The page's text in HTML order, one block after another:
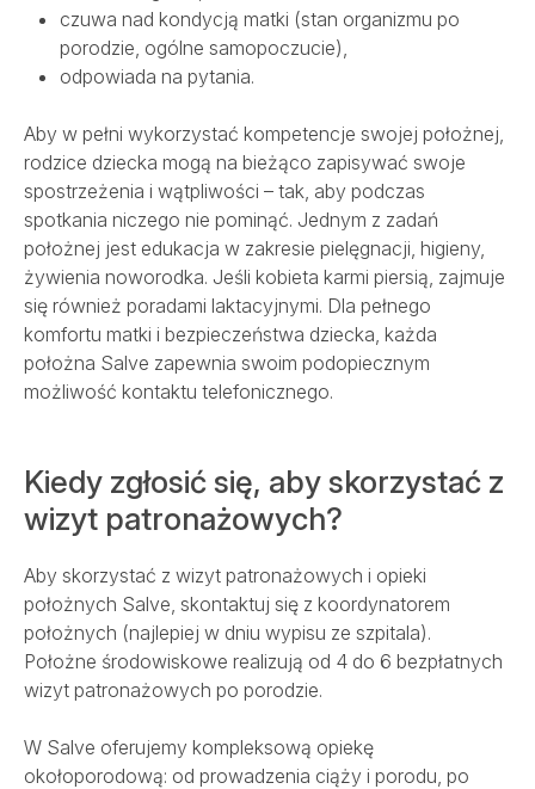
czuwa nad kondycją matki (stan organizmu po
porodzie, ogólne samopoczucie),
odpowiada na pytania.
Aby w pełni wykorzystać kompetencje swojej położnej,
rodzice dziecka mogą na bieżąco zapisywać swoje
spostrzeżenia i wątpliwości – tak, aby podczas
spotkania niczego nie pominąć. Jednym z zadań
położnej jest edukacja w zakresie pielęgnacji, higieny,
żywienia noworodka. Jeśli kobieta karmi piersią, zajmuje
się również poradami laktacyjnymi. Dla pełnego
komfortu matki i bezpieczeństwa dziecka, każda
położna Salve zapewnia swoim podopiecznym
możliwość kontaktu telefonicznego.
Kiedy zgłosić się, aby skorzystać z
wizyt patronażowych?
Aby skorzystać z wizyt patronażowych i opieki
położnych Salve, skontaktuj się z koordynatorem
położnych (najlepiej w dniu wypisu ze szpitala).
Położne środowiskowe realizują od 4 do 6 bezpłatnych
wizyt patronażowych po porodzie.
W Salve oferujemy kompleksową opiekę
okołoporodową: od prowadzenia ciąży i porodu, po